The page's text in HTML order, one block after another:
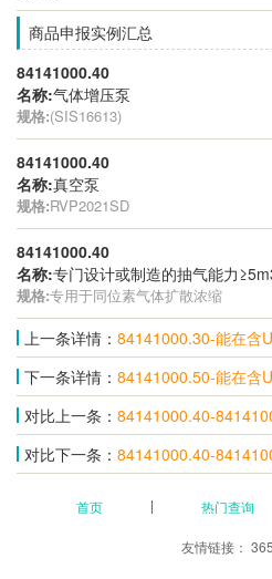
商品申报实例汇总
84141000.40
名称:气体增压泵
规格:(SIS16613)
84141000.40
名称:真空泵
规格:RVP2021SD
84141000.40
名称:专门设计或制造的抽气能力
规格:专用于同位素气体扩散浓缩
上一条详情： 84141000.30-能在含
下一条详情： 84141000.50-能在含
对比上一条： 84141000.40-
对比下一条： 84141000.40-
首页 热门查询
友情链接：